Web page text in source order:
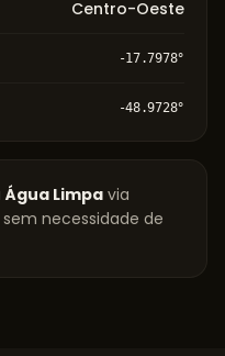
Centro-Oeste
-17.7978°
-48.9728°
Água Limpa via
necessidade de